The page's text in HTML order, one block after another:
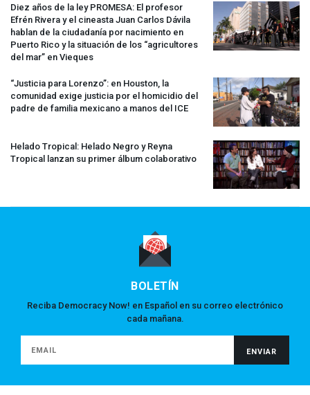
Diez años de la ley PROMESA: El profesor
Efrén Rivera y el cineasta Juan Carlos Dávila
hablan de la ciudadanía por nacimiento en
Puerto Rico y la situación de los “agricultores
del mar” en Vieques
“Justicia para Lorenzo”: en Houston, la
comunidad exige justicia por el homicidio del
padre de familia mexicano a manos del ICE
Helado Tropical: Helado Negro y Reyna
Tropical lanzan su primer álbum colaborativo
BOLETÍN
Reciba Democracy Now! en Español en su correo electrónico
cada mañana.